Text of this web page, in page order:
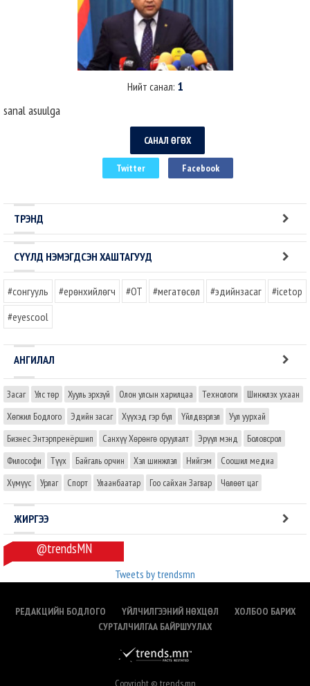
Нийт санал: 1
sanal asuulga
САНАЛ ӨГӨХ
Twitter Facebook
ТРЭНД
СҮҮЛД НЭМЭГДСЭН ХАШТАГУУД
#сонгууль #ерөнхийлөгч #OT #мегатөсөл #эдийнзасаг
#icetop
#eyescool
АНГИЛАЛ
Засаг Улс төр Хууль эрхзүй Олон улсын харилцаа Технологи
Шинжлэх ухаан
Хөгжил Бодлого
Эдийн засаг Хүүхэд гэр бүл Үйлдвэрлэл
Уул уурхай
Бизнес Энтэрпренёршип
Санхүү Хөрөнгө оруулалт Эрүүл мэнд
Боловсрол
Философи
Түүх Байгаль орчин Хэл шинжлэл Нийгэм
Соошил медиа
Хүмүүс
Урлаг Спорт Улаанбаатар Гоо сайхан Загвар Чөлөөт цаг
ЖИРГЭЭ
@trendsMN
Tweets by trendsmn
РЕДАКЦИЙН БОДЛОГО ҮЙЛЧИЛГЭЭНИЙ НӨХЦӨЛ
ХОЛБОО БАРИХ
СУРТАЛЧИЛГАА БАЙРШУУЛАХ
Copyright © trends.mn